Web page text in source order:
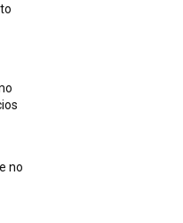
no